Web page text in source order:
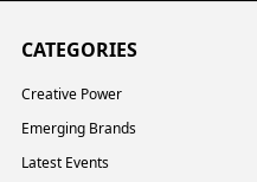
CATEGORIES
Creative Power
Emerging Brands
Latest Events